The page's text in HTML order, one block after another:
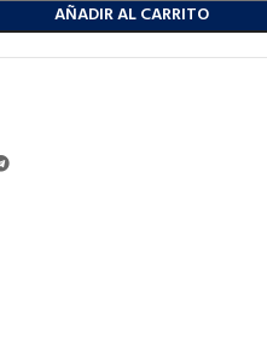
AÑADIR AL CARRITO